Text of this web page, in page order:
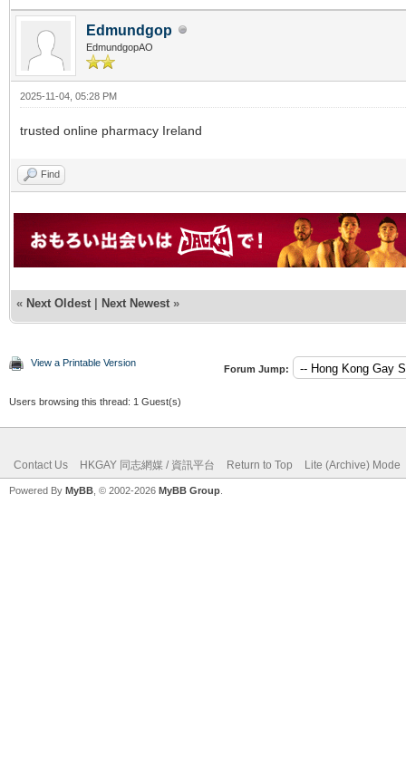
Edmundgop
EdmundgopAO
2025-11-04, 05:28 PM
trusted online pharmacy Ireland
Find
« Next Oldest | Next Newest »
View a Printable Version
Forum Jump:
Users browsing this thread: 1 Guest(s)
Contact Us HKGAY 同志網媒 / 資訊平台 Return to Top Lite (Archive) Mode
Powered By MyBB , © 2002-2026 MyBB Group